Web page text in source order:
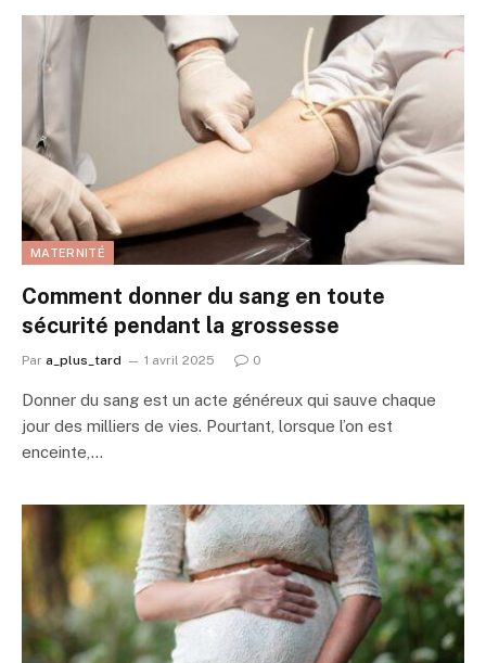
MATERNITÉ
Comment donner du sang en toute
sécurité pendant la grossesse
Par a_plus_tard 1 avril 2025 0
Donner du sang est un acte généreux qui sauve chaque
jour des milliers de vies. Pourtant, lorsque l’on est
enceinte,…